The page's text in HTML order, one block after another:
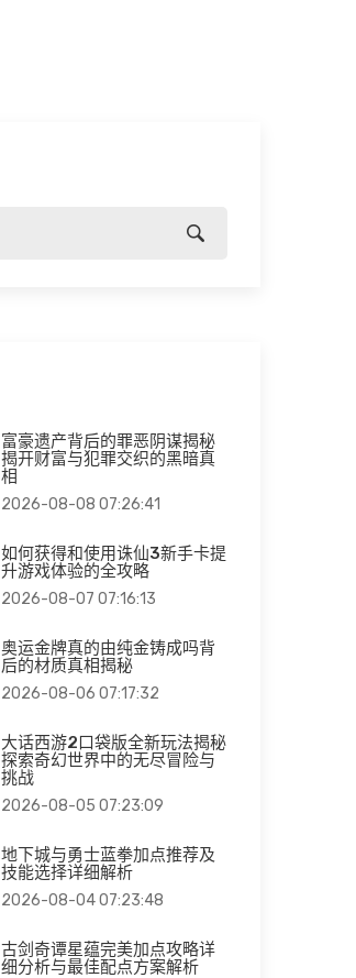
富豪遗产背后的罪恶阴谋揭秘
揭开财富与犯罪交织的黑暗真
相
2026-08-08 07:26:41
如何获得和使用诛仙3新手卡提
升游戏体验的全攻略
2026-08-07 07:16:13
奥运金牌真的由纯金铸成吗背
后的材质真相揭秘
2026-08-06 07:17:32
大话西游2口袋版全新玩法揭秘
探索奇幻世界中的无尽冒险与
挑战
2026-08-05 07:23:09
地下城与勇士蓝拳加点推荐及
技能选择详细解析
2026-08-04 07:23:48
古剑奇谭星蕴完美加点攻略详
细分析与最佳配点方案解析